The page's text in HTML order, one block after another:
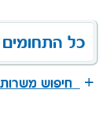
כל התחומים
חיפוש משרות חופשי